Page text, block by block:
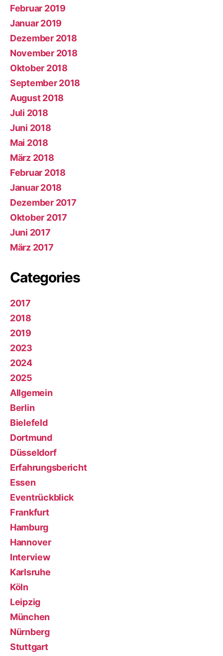
Februar 2019
Januar 2019
Dezember 2018
November 2018
Oktober 2018
September 2018
August 2018
Juli 2018
Juni 2018
Mai 2018
März 2018
Februar 2018
Januar 2018
Dezember 2017
Oktober 2017
Juni 2017
März 2017
Categories
2017
2018
2019
2023
2024
2025
Allgemein
Berlin
Bielefeld
Dortmund
Düsseldorf
Erfahrungsbericht
Essen
Eventrückblick
Frankfurt
Hamburg
Hannover
Interview
Karlsruhe
Köln
Leipzig
München
Nürnberg
Stuttgart